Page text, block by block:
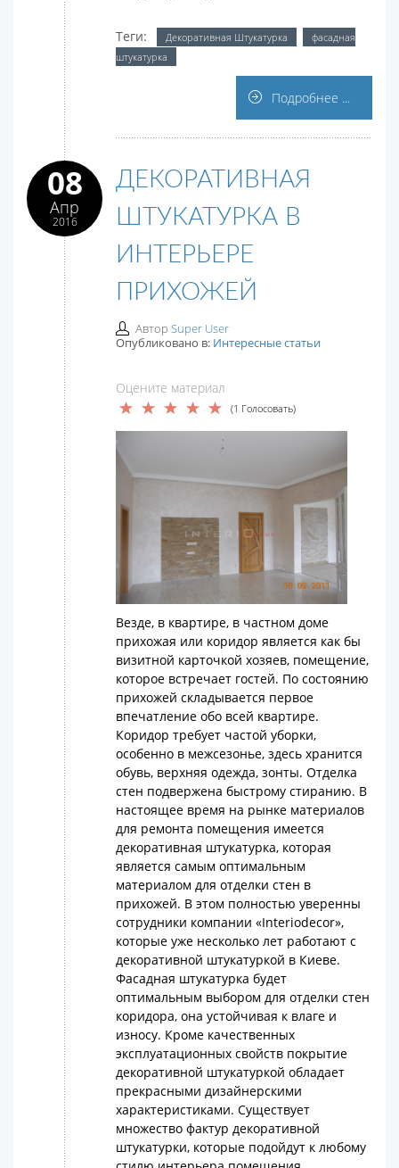
Теги: Декоративная Штукатурка
фасадная
штукатурка
Подробнее ...
08
Апр
2016
ДЕКОРАТИВНАЯ
ШТУКАТУРКА В
ИНТЕРЬЕРЕ
ПРИХОЖЕЙ
Автор Super User
Опубликовано в: Интересные статьи
Оцените материал
(1 Голосовать)
Везде, в квартире, в частном доме
прихожая или коридор является как бы
визитной карточкой хозяев, помещение,
которое встречает гостей. По состоянию
прихожей складывается первое
впечатление обо всей квартире.
Коридор требует частой уборки,
особенно в межсезонье, здесь хранится
обувь, верхняя одежда, зонты. Отделка
стен подвержена быстрому стиранию. В
настоящее время на рынке материалов
для ремонта помещения имеется
декоративная штукатурка, которая
является самым оптимальным
материалом для отделки стен в
прихожей. В этом полностью уверенны
сотрудники компании «Interiodecor»,
которые уже несколько лет работают с
декоративной штукатуркой в Киеве.
Фасадная штукатурка будет
оптимальным выбором для отделки стен
коридора, она устойчивая к влаге и
износу. Кроме качественных
эксплуатационных свойств покрытие
декоративной штукатуркой обладает
прекрасными дизайнерскими
характеристиками. Существует
множество фактур декоративной
штукатурки, которые подойдут к любому